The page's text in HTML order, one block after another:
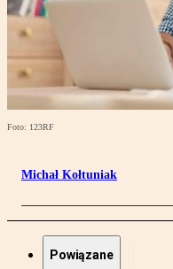
Foto: 123RF
Michał Kołtuniak
Powiązane